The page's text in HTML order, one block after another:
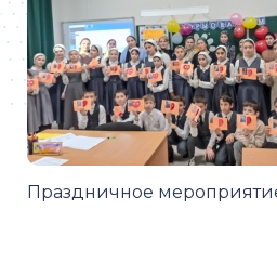
Праздничное